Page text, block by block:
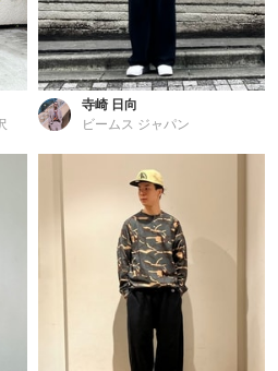
寺崎 日向
ビームス ジャパン